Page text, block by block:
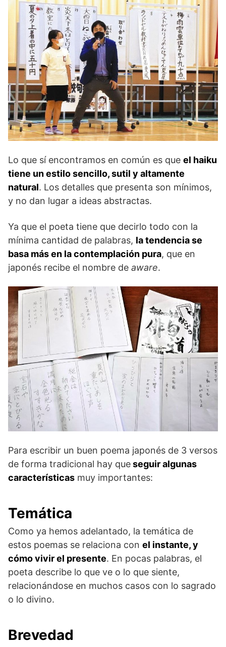
Lo que sí encontramos en común es que el haiku
tiene un estilo sencillo, sutil y altamente
natural. Los detalles que presenta son mínimos,
y no dan lugar a ideas abstractas.
Ya que el poeta tiene que decirlo todo con la
mínima cantidad de palabras, la tendencia se
basa más en la contemplación pura, que en
japonés recibe el nombre de aware.
Para escribir un buen poema japonés de 3 versos
de forma tradicional hay queseguir algunas
características muy importantes:
Temática
Como ya hemos adelantado, la temática de
estos poemas se relaciona con el instante, y
cómo vivir el presente. En pocas palabras, el
poeta describe lo que ve o lo que siente,
relacionándose en muchos casos con lo sagrado
o lo divino.
Brevedad